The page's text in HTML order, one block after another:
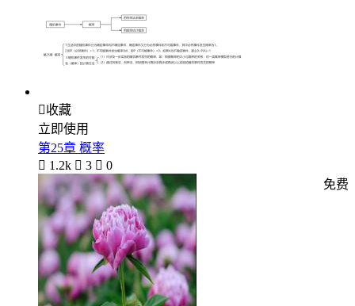
收藏
立即使用
第25章 概率
 1.2k  3  0
免费